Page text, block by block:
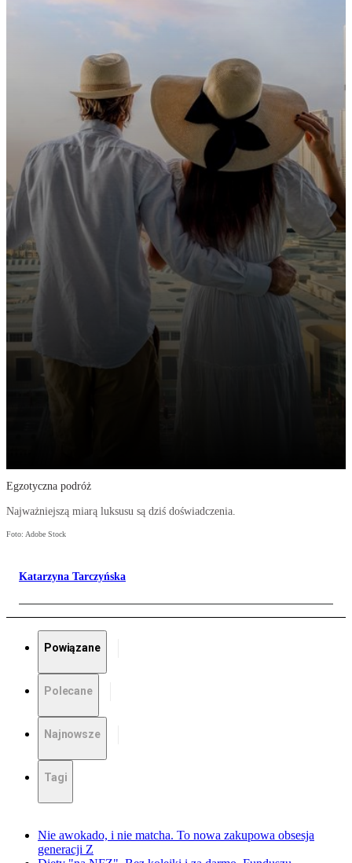
Egzotyczna podróż
Najważniejszą miarą luksusu są dziś doświadczenia.
Foto: Adobe Stock
Katarzyna Tarczyńska
Powiązane
Polecane
Najnowsze
Tagi
Nie awokado, i nie matcha. To nowa zakupowa obsesja
generacji Z